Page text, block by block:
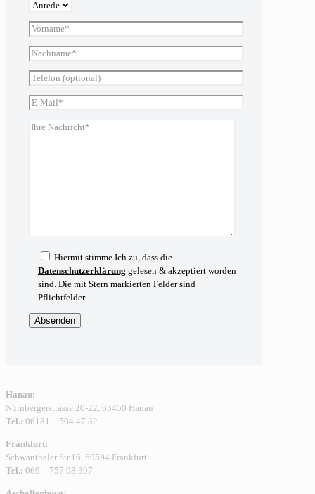
Hiermit stimme Ich zu, dass die
Datenschutzerklärung gelesen & akzeptiert worden
sind. Die mit Stern markierten Felder sind
Pflichtfelder.
Hanau:
Nürnbergerstrasse 20-22, 63450 Hanau
Tel.: 06181 – 504 47 32
Frankfurt:
Schwanthaler Str.16, 60594 Frankfurt
Tel.: 069 – 757 98 397